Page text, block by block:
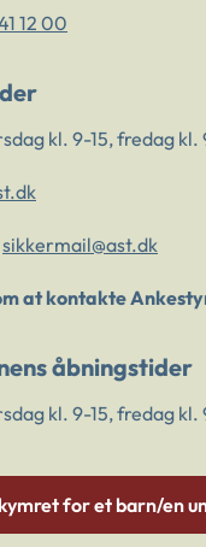
12 00
kl. 9-15, fredag kl.
sikkermail@ast.dk
at kontakte
åbningstider
kl. 9-15, fredag kl.
for et barn/en